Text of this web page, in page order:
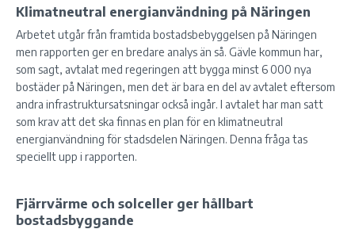
Klimatneutral energianvändning på Näringen
Arbetet utgår från framtida bostadsbebyggelsen på Näringen
men rapporten ger en bredare analys än så. Gävle kommun har,
som sagt, avtalat med regeringen att bygga minst 6 000 nya
bostäder på Näringen, men det är bara en del av avtalet eftersom
andra infrastruktursatsningar också ingår. I avtalet har man satt
som krav att det ska finnas en plan för en klimatneutral
energianvändning för stadsdelen Näringen. Denna fråga tas
speciellt upp i rapporten.
Fjärrvärme och solceller ger hållbart
bostadsbyggande